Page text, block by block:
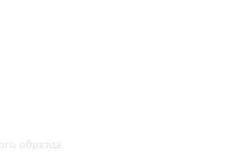
образца.